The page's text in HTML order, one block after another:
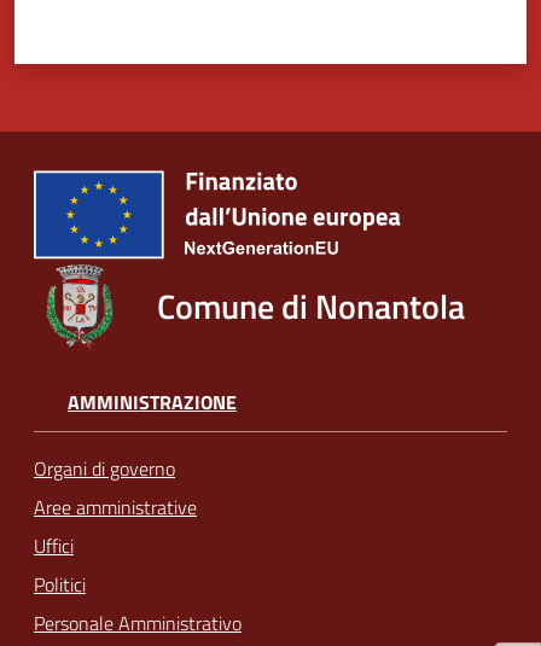
Comune di Nonantola
AMMINISTRAZIONE
Organi di governo
Aree amministrative
Uffici
Politici
Personale Amministrativo